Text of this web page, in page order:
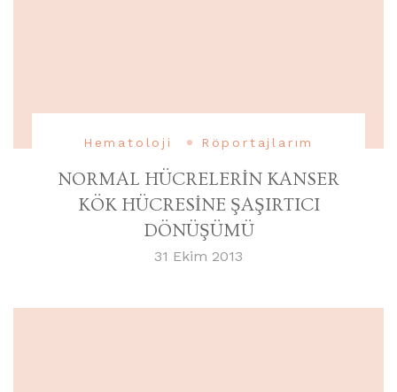
Hematoloji Röportajlarım
NORMAL HÜCRELERİN KANSER
KÖK HÜCRESİNE ŞAŞIRTICI
DÖNÜŞÜMÜ
31 Ekim 2013